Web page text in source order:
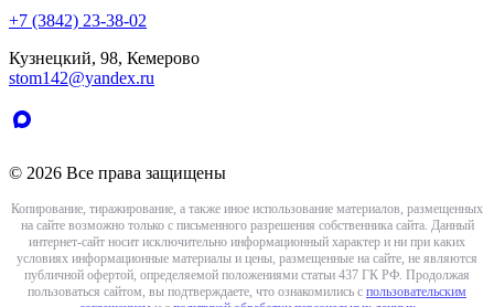
+7 (3842) 23-38-02
Кузнецкий, 98, Кемерово
stom142@yandex.ru
© 2026 Все права защищены
Копирование, тиражирование, а также иное использование материалов, размещенных
на сайте возможно только с письменного разрешения собственника сайта. Данный
интернет-сайт носит исключительно информационный характер и ни при каких
условиях информационные материалы и цены, размещенные на сайте, не являются
публичной офертой, определяемой положениями статьи 437 ГК РФ. Продолжая
пользоваться сайтом, вы подтверждаете, что ознакомились с пользовательским